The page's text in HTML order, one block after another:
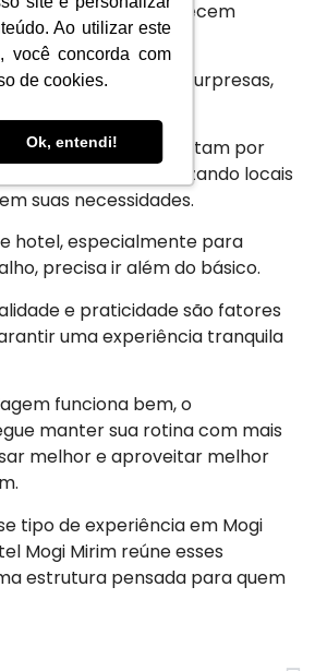
Ao utilizar este
você concorda com
de cookies.
Ok, entendi!
locais que oferecem
será boa, sem surpresas,
para a rotina.
e viajantes optam por
hospedagem, priorizando locais
suas necessidades.
hotel, especialmente para
precisa ir além do básico.
e praticidade são fatores
uma experiência tranquila
funciona bem, o
manter sua rotina com mais
melhor e aproveitar melhor
tipo de experiência em Mogi
Mogi Mirim reúne esses
estrutura pensada para quem